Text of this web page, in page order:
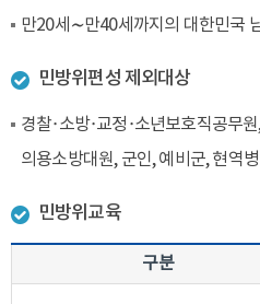
만20세∼만40세까지의 대한민국
민방위편성 제외대상
경찰·소방·교정·소년보호직공무
의용소방대원, 군인, 예비군, 현역
민방위교육
구분